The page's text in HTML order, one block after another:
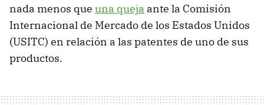
nada menos que una queja ante la Comisión
Internacional de Mercado de los Estados Unidos
(USITC) en relación a las patentes de uno de sus
productos.